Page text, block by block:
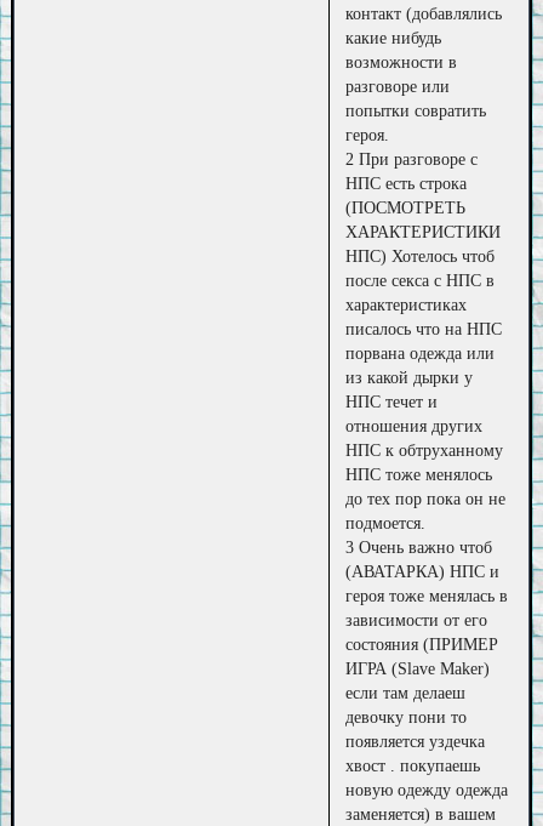
контакт (добавлялись
какие нибудь
возможности в
разговоре или
попытки совратить
героя.
2 При разговоре с
НПС есть строка
(ПОСМОТРЕТЬ
ХАРАКТЕРИСТИКИ
НПС) Хотелось чтоб
после секса с НПС в
характеристиках
писалось что на НПС
порвана одежда или
из какой дырки у
НПС течет и
отношения других
НПС к обтруханному
НПС тоже менялось
до тех пор пока он не
подмоется.
3 Очень важно чтоб
(АВАТАРКА) НПС и
героя тоже менялась в
зависимости от его
состояния (ПРИМЕР
ИГРА (Slave Maker)
если там делаеш
девочку пони то
появляется уздечка
хвост . покупаешь
новую одежду одежда
заменяется) в вашем